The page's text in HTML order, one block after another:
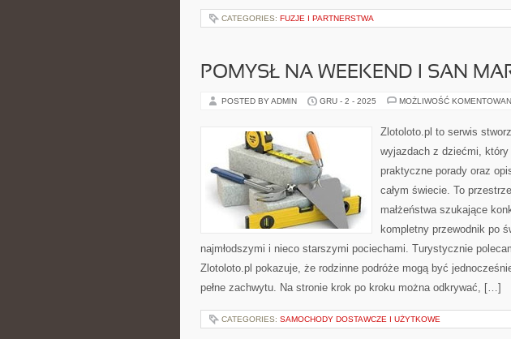
CATEGORIES: FUZJE I PARTNERSTWA
POMYSŁ NA WEEKEND I SAN
POSTED BY ADMIN GRU - 2 - 2025 MOŻLIWOŚĆ
Zlotoloto.pl to serwis
wyjazdach z dziećmi, który
praktyczne porady oraz
całym świecie. To
małżeństwa szukające
kompletny przewodnik po
najmłodszymi i nieco starszymi pociechami. Turystycznie
Zlotoloto.pl pokazuje, że rodzinne podróże mogą być
pełne zachwytu. Na stronie krok po kroku można odkrywać, […]
CATEGORIES: SAMOCHODY DOSTAWCZE I UŻYTKOWE